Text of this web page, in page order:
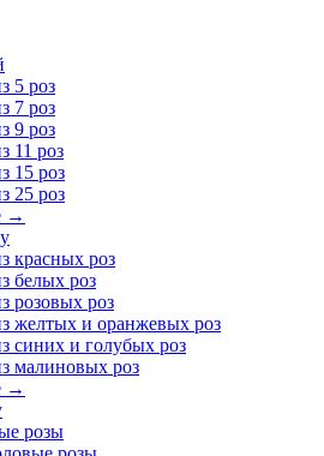
5 роз
7 роз
9 роз
11 роз
15 роз
25 роз
→
красных роз
белых роз
розовых роз
желтых и оранжевых роз
синих и голубых роз
малиновых роз
→
розы